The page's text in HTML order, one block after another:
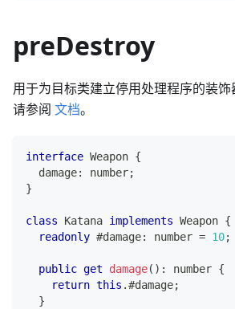
preDestroy
用于为目标类建立停用处理程序的装饰
请参阅 文档。
interface Weapon {
  damage
: number;
}
class Katana implements Weapon {
readonly #damage: number = 10;
public get damage( ) : number {
return this .#damage;
}